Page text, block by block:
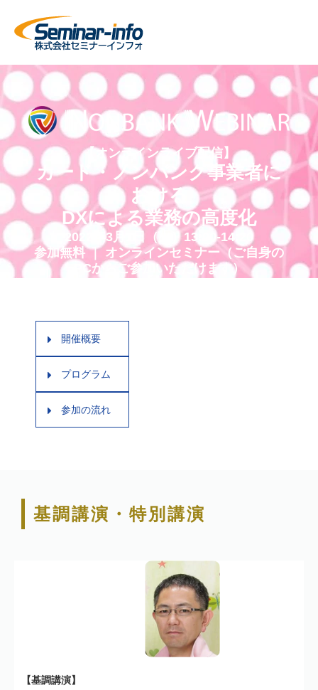
【オンラインライブ配信】
カード・ノンバンク事業者に
おける
DXによる業務の高度化
2022年3月1日（火）13:00-14:20
参加無料 ｜ オンラインセミナー（ご自身の
PCからご参加いただけます）
開催概要
プログラム
参加の流れ
基調講演・特別講演
【基調講演】